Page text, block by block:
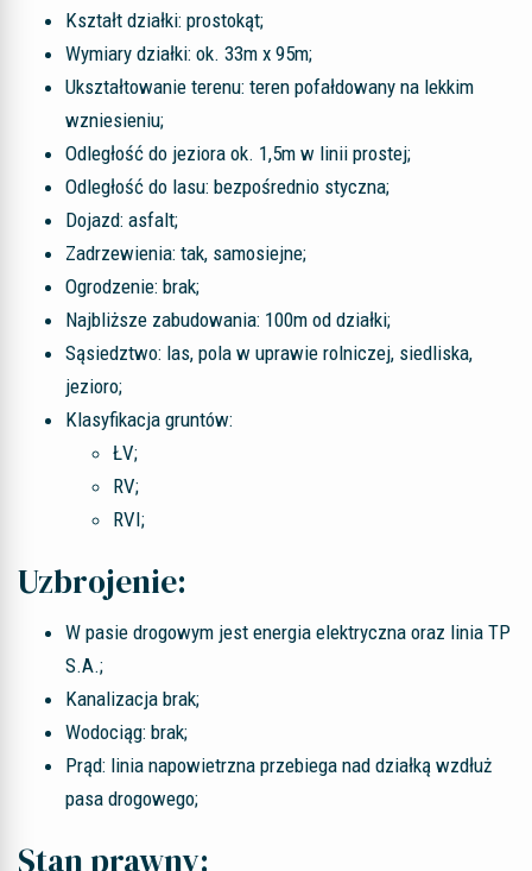
Kształt działki: prostokąt;
Wymiary działki: ok. 33m x 95m;
Ukształtowanie terenu: teren pofałdowany na lekkim
wzniesieniu;
Odległość do jeziora ok. 1,5m w linii prostej;
Odległość do lasu: bezpośrednio styczna;
Dojazd: asfalt;
Zadrzewienia: tak, samosiejne;
Ogrodzenie: brak;
Najbliższe zabudowania: 100m od działki;
Sąsiedztwo: las, pola w uprawie rolniczej, siedliska,
jezioro;
Klasyfikacja gruntów:
ŁV;
RV;
RVI;
Uzbrojenie:
W pasie drogowym jest energia elektryczna oraz linia TP
S.A.;
Kanalizacja brak;
Wodociąg: brak;
Prąd: linia napowietrzna przebiega nad działką wzdłuż
pasa drogowego;
Stan prawny: